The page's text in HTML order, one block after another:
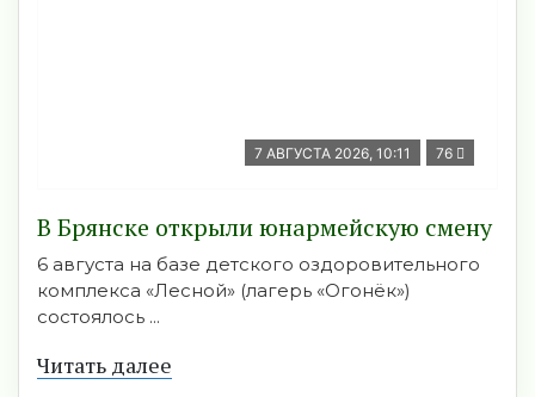
7 АВГУСТА 2026, 10:11 76
В Брянске открыли юнармейскую смену
6 августа на базе детского оздоровительного
комплекса «Лесной» (лагерь «Огонёк»)
состоялось ...
Читать далее